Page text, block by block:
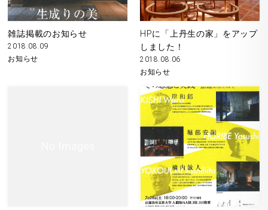
雑誌掲載のお知らせ
2018.08.09
お知らせ
HPに「上丹生の家」をアップ
しました！
2018.08.06
お知らせ